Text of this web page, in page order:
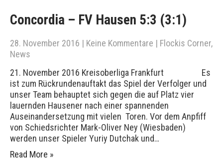
Concordia – FV Hausen 5:3 (3:1)
28. November 2016 | Keine Kommentare | Flockis Corner,
News
21. November 2016 Kreisoberliga Frankfurt Es
ist zum Rückrundenauftakt das Spiel der Verfolger und
unser Team behauptet sich gegen die auf Platz vier
lauernden Hausener nach einer spannenden
Auseinandersetzung mit vielen Toren. Vor dem Anpfiff
von Schiedsrichter Mark-Oliver Ney (Wiesbaden)
werden unser Spieler Yuriy Dutchak und…
Read More »